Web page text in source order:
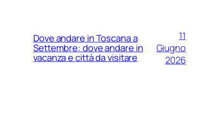
Dove andare in Toscana a
Settembre: dove andare in
vacanza e città da visitare
11
Giugno
2026